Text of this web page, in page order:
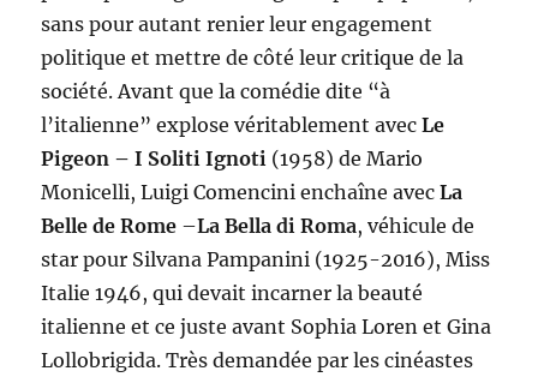
sans pour autant renier leur engagement
politique et mettre de côté leur critique de la
société. Avant que la comédie dite “à
l’italienne” explose véritablement avecLe
Pigeon – I Soliti Ignoti (1958) de Mario
Monicelli, Luigi Comencini enchaîne avecLa
Belle de Rome –La Bella di Roma, véhicule de
star pour Silvana Pampanini (1925-2016), Miss
Italie 1946, qui devait incarner la beauté
italienne et ce juste avant Sophia Loren et Gina
Lollobrigida. Très demandée par les cinéastes